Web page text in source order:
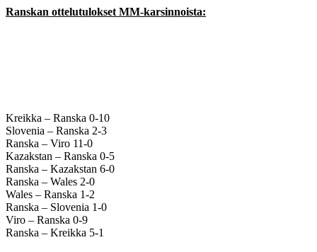
Ranskan ottelutulokset MM-karsinnoista:
Kreikka – Ranska 0-10
Slovenia – Ranska 2-3
Ranska – Viro 11-0
Kazakstan – Ranska 0-5
Ranska – Kazakstan 6-0
Ranska – Wales 2-0
Wales – Ranska 1-2
Ranska – Slovenia 1-0
Viro – Ranska 0-9
Ranska – Kreikka 5-1